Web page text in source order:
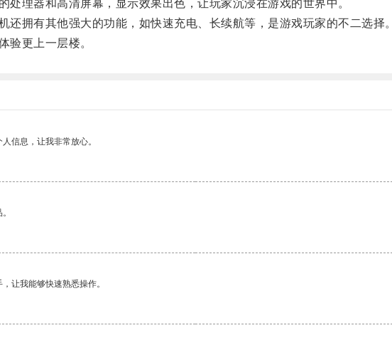
理器和高清屏幕，显示效果出色，让玩家沉浸在游戏的世界中。
拥有其他强大的功能，如快速充电、长续航等，是游戏玩家的不二选择。
更上一层楼。
信息，让我非常放心。
让我能够快速熟悉操作。